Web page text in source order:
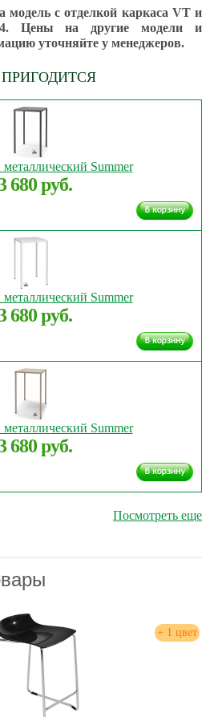
Summer
680 руб.
Summer
680 руб.
Summer
680 руб.
Посмотреть еще
модель с отделкой каркаса VT и
Цены на другие модели и
уточняйте у менеджеров.
+ 1 цвет